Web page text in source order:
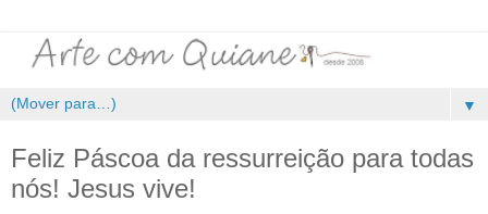
▼
Feliz Páscoa da ressurreição para todas
nós! Jesus vive!